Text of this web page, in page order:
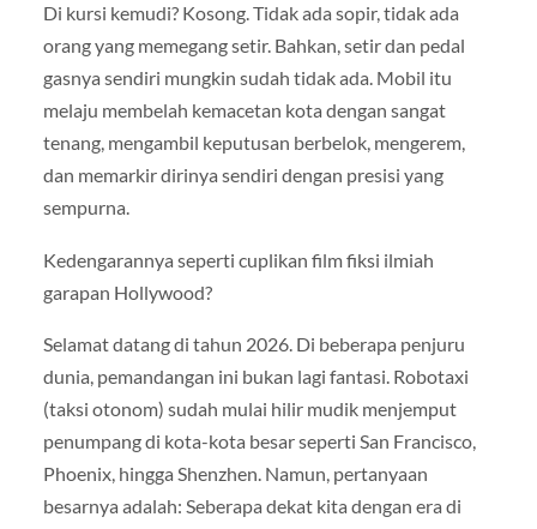
Di kursi kemudi? Kosong. Tidak ada sopir, tidak ada
orang yang memegang setir. Bahkan, setir dan pedal
gasnya sendiri mungkin sudah tidak ada. Mobil itu
melaju membelah kemacetan kota dengan sangat
tenang, mengambil keputusan berbelok, mengerem,
dan memarkir dirinya sendiri dengan presisi yang
sempurna.
Kedengarannya seperti cuplikan film fiksi ilmiah
garapan Hollywood?
Selamat datang di tahun 2026. Di beberapa penjuru
dunia, pemandangan ini bukan lagi fantasi. Robotaxi
(taksi otonom) sudah mulai hilir mudik menjemput
penumpang di kota-kota besar seperti San Francisco,
Phoenix, hingga Shenzhen. Namun, pertanyaan
besarnya adalah: Seberapa dekat kita dengan era di